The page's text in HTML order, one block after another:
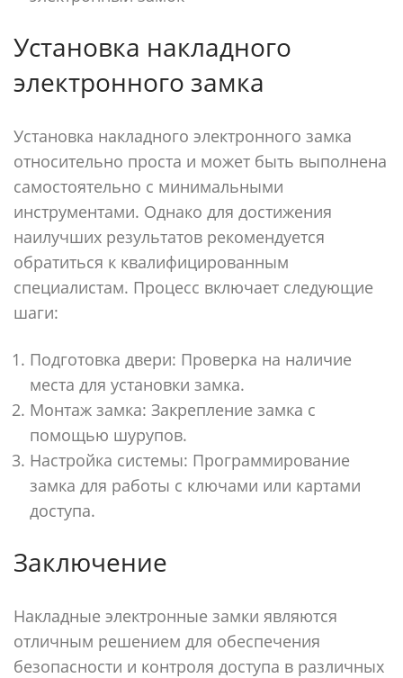
Установка накладного
электронного замка
Установка накладного электронного замка
относительно проста и может быть выполнена
самостоятельно с минимальными
инструментами. Однако для достижения
наилучших результатов рекомендуется
обратиться к квалифицированным
специалистам. Процесс включает следующие
шаги:
Подготовка двери: Проверка на наличие
места для установки замка.
Монтаж замка: Закрепление замка с
помощью шурупов.
Настройка системы: Программирование
замка для работы с ключами или картами
доступа.
Заключение
Накладные электронные замки являются
отличным решением для обеспечения
безопасности и контроля доступа в различных